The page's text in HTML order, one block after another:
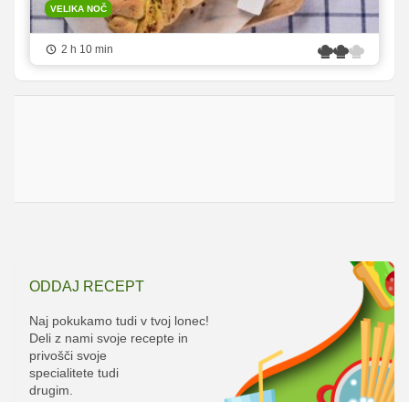
VELIKA NOČ
2 h 10 min
ODDAJ RECEPT
Naj pokukamo tudi v tvoj lonec!
Deli z nami svoje recepte in
privošči svoje
specialitete tudi
drugim.